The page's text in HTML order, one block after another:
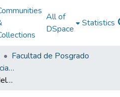
All of
DSpace
Statistics
Facultad de Posgrado
Especialización en Gerencia Social
Implementación del Modelo SIGCO Sistema Integral de Gestión de la Calidad para Organizaciones Sociales Piloto Concejo de Bogotá 2004